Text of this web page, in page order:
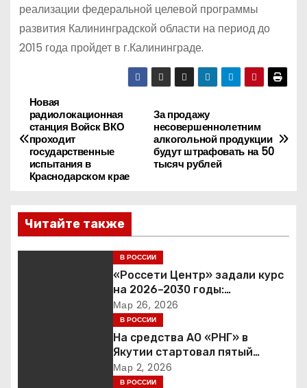
реализации федеральной целевой программы
развития Калининградской области на период до
2015 года пройдет в г.Калининграде.
Н
а
в
г
а
За продажу
несовершеннолетним
алкогольной продукции
будут штрафовать на 50
тысяч рублей
Новая
радиолокационная
станция Войск ВКО
проходит
государственные
испытания в
Краснодарском крае
Читайте также
В РОССИИ
«Россети Центр» задали курс
на 2026–2030 годы:
инвестиции в надежность и
сбалансированная
финансовая политика
Мар 26, 2026
В РОССИИ
На средства АО «РНГ» в
Якутии стартовал пятый
юбилейный конкурс в сфере
образования
Мар 2, 2026
В РОССИИ